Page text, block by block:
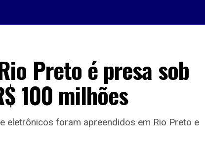
Preto é presa sob
100 milhões
eletrônicos foram apreendidos em Rio Preto e